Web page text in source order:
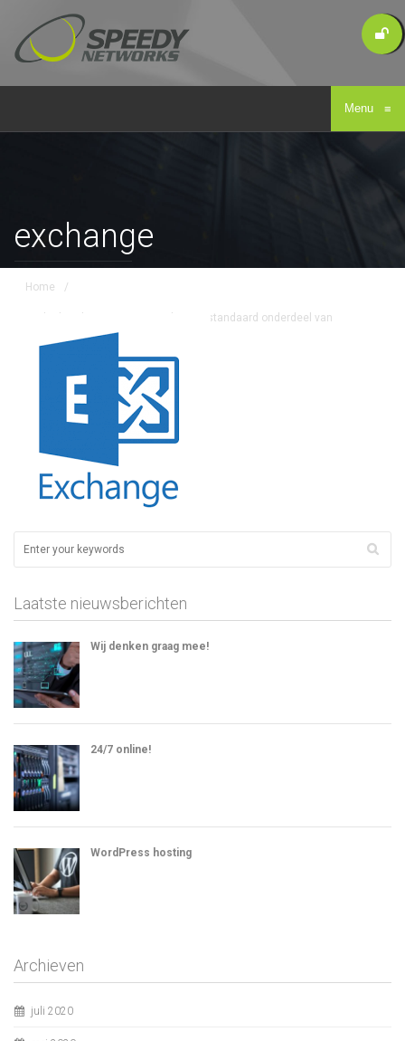
Menu ≡
exchange
Home /
Outlook Online is tegenwoordig een standaard onderdeel van
Office365
Laatste nieuwsberichten
Wij denken graag mee!
24/7 online!
WordPress hosting
Archieven
juli 2020